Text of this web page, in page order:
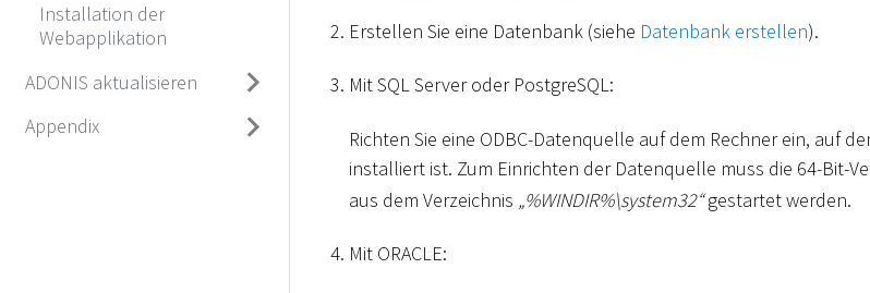
Installation der
Webapplikation
ADONIS aktualisieren
Appendix
Erstellen Sie eine Datenbank (siehe Datenbank erstellen).
Mit SQL Server oder PostgreSQL:
Richten Sie eine ODBC-Datenquelle auf dem Rechner ein, auf
installiert ist. Zum Einrichten der Datenquelle muss die 64-Bit-
aus dem Verzeichnis „%WINDIR%\system32“gestartet werden.
Mit ORACLE: